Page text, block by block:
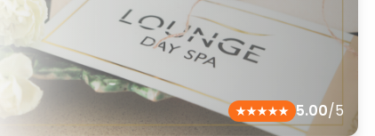
5.00/5